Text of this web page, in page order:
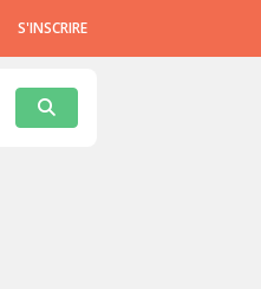
S'INSCRIRE